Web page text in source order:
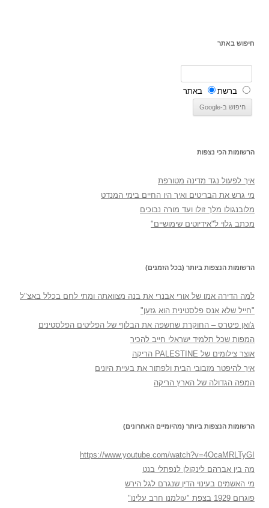
חיפוש באתר
ברשת באתר
הרשומות הכי נצפות
איך לפעול נגד מדינה מטורפת
מי גרש את הבריטים ואיך היו החיים בימי המנדט
מלובנגולו מלך זולו ועד מורה נבוכים
מכתב גלוי ל"אידיוטים שימושיים"
הרשומות הנצפות ביותר (בכל הזמנים)
למה הדירה אמו של אורי אבנרי את בנה מצוואתה ומתי לחם בכלל באצ"ל
"חייל שלא אנס פלסטינית הוא גזען"
ג'ואן פיטרס – החוקרת שחשפה את הבלוף של הפליטים הפלסטינים
המפות שכל תלמיד ישראלי חייב להכיר
אוצר צילומים של PALESTINE הריקה
איך להיפטר מזבובי הבית ולפתור את בעיית היונים
המפה הגדולה של הארץ הריקה
הרשומות הנצפות ביותר (מהיומיים האחרונים)
https://www.youtube.com/watch?v=4OcaMRLTyGI
מה בין אברהם לינקולן לנפתלי בנט
מי האשמים בעינוי הדין שנגרם לגל הירש
פוגרום 1929 בצפת "עולמנו חרב עלינו"